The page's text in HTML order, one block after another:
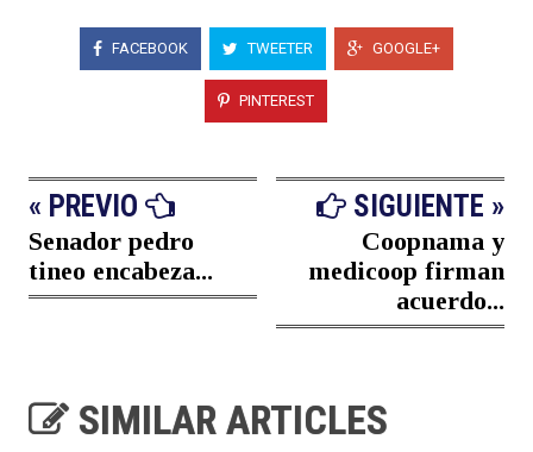
FACEBOOK TWEETER GOOGLE+
PINTEREST
« PREVIO
Senador pedro
tineo encabeza...
SIGUIENTE »
Coopnama y
medicoop firman
acuerdo...
SIMILAR ARTICLES